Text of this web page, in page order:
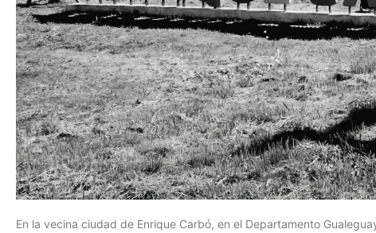
En la vecina ciudad de Enrique Carbó, en el Departamento